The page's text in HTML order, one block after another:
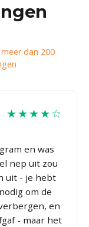
meer dan 200
★★★★☆
en was
nep uit zou
uit - je hebt
om de
en
- maar het